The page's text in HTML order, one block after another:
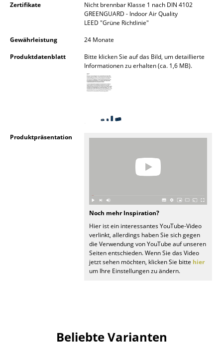
Aufbewahrungsboxen
Räume
Balkon & Garten
Zertifikate
Nicht brennbar Klasse 1 nach DIN 4102
GREENGUARD - Indoor Air Quality
LEED "Grüne Richtlinie"
Gewährleistung
24 Monate
Produktdatenblatt
Bitte klicken Sie auf das Bild, um detaillierte
Informationen zu erhalten (ca. 1,6 MB).
Produktpräsentation
Noch mehr Inspiration?
Hier ist ein interessantes YouTube-Video
verlinkt, allerdings haben Sie sich gegen
die Verwendung von YouTube auf unseren
Seiten entschieden. Wenn Sie das Video
jetzt sehen möchten, klicken Sie bitte hier
um Ihre Einstellungen zu ändern.
Beliebte Varianten